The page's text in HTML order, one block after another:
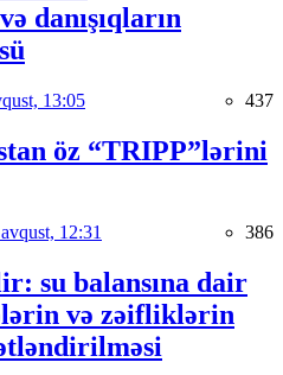
danışıqların
13:05 437
öz “TRIPP”lərini
12:31 386
su balansına dair
və zəifliklərin